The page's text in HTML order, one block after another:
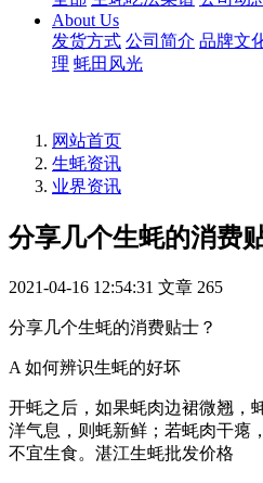
About Us
发货方式 公司简介 品牌文
理 蚝田风光
网站首页
生蚝资讯
业界资讯
分享几个生蚝的消费
2021-04-16 12:54:31 文章 265
分享几个生蚝的消费贴士？
A 如何辨识生蚝的好坏
开蚝之后，如果蚝肉边裙微翘，
洋气息，则蚝新鲜；若蚝肉干瘪
不宜生食。湛江生蚝批发价格